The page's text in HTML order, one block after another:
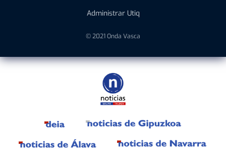
Administrar Utiq
© 2021 Onda Vasca